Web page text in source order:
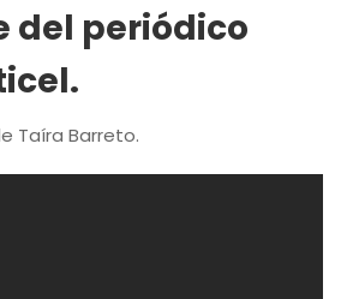
del periódico
Taíra Barreto.